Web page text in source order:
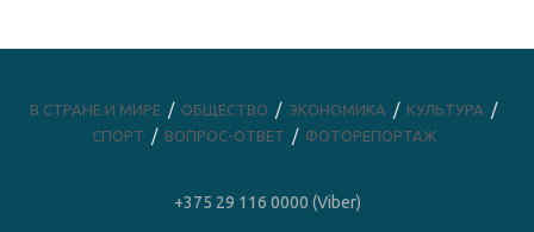
В СТРАНЕ И МИРЕ ОБЩЕСТВО ЭКОНОМИКА
КУЛЬТУРА
СПОРТ
ВОПРОС-ОТВЕТ ФОТОРЕПОРТАЖ
+375 29 116 0000 (Viber)